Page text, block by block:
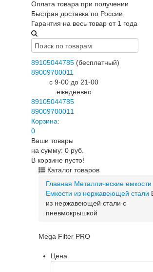
Оплата товара при получении
Быстрая доставка по России
Гарантия на весь товар от 1 года
89105044785 (бесплатный)
89009700011
c 9-00 до 21-00
ежедневно
89105044785
89009700011
Корзина:
0
Ваши товары
на сумму: 0 руб.
В корзине пусто!
Каталог товаров
Главная Металлические емкости
Емкости из нержавеющей стали
из нержавеющей стали с
пневмокрышкой
Mega Filter PRO
Цена